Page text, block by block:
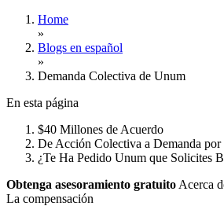
Home
»
Blogs en español
»
Demanda Colectiva de Unum
En esta página
$40 Millones de Acuerdo
De Acción Colectiva a Demanda
¿Te Ha Pedido Unum que Solicites
Obtenga asesoramiento gratuito Acerca
La compensación